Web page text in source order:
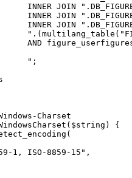
? "WHERE
zum Windows-
{
1, ISO-8859-15",